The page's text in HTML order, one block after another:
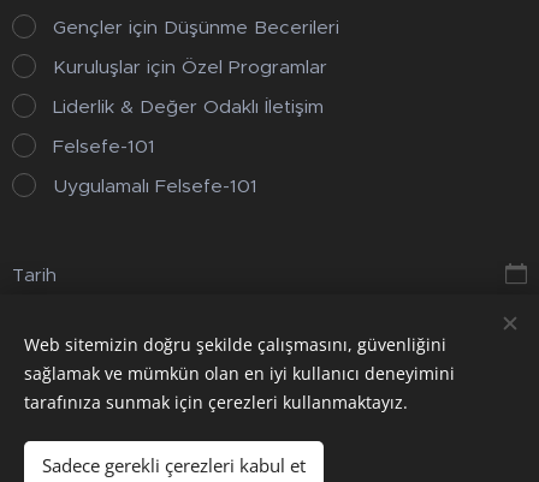
Gençler için Düşünme Becerileri
Kuruluşlar için Özel Programlar
Liderlik & Değer Odaklı İletişim
Felsefe-101
Uygulamalı Felsefe-101
Tarih
Gönder
Çerezler
Web sitemizin doğru şekilde çalışmasını, güvenliğini
sağlamak ve mümkün olan en iyi kullanıcı deneyimini
tarafınıza sunmak için çerezleri kullanmaktayız.
Sadece gerekli çerezleri kabul et